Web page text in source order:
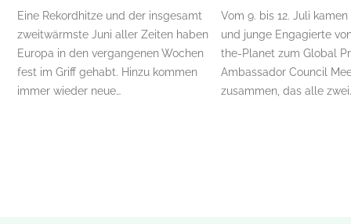
Eine Rekordhitze und der insgesamt
zweitwärmste Juni aller Zeiten haben
Europa in den vergangenen Wochen
fest im Griff gehabt. Hinzu kommen
immer wieder neue…
Vom 9. bis 12. Juli
und junge Engagierte
the-Planet zum Global
Ambassador Council
zusammen, das alle